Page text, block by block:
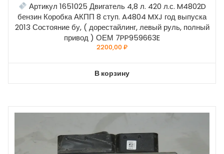
Артикул 1651025 Двигатель 4,8 л. 420 л.с. M4802D
бензин Коробка АКПП 8 ступ. A4804 MXJ год выпуска
2013 Состояние бу, ( дорестайлинг, левый руль, полный
привод ) ОЕМ 7PP959663E
2200,00₽
В корзину